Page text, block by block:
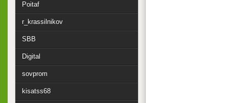
Poitaf
r_krassilnikov
SBB
Digital
sovprom
kisatss68